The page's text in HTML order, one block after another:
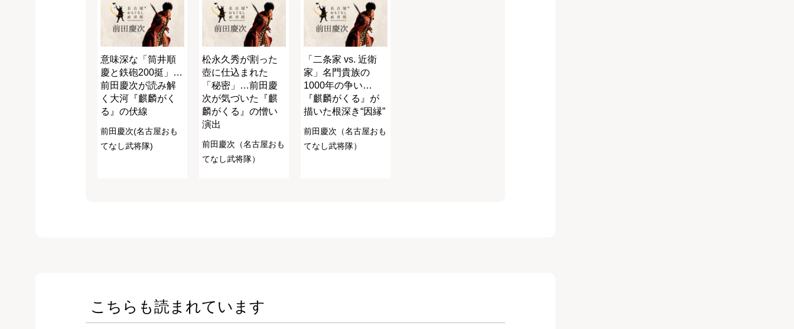
意味深な「筒井順
慶と鉄砲200挺」…
前田慶次が読み解
く大河『麒麟がく
る』の伏線
前田慶次(名古屋おも
てなし武将隊)
松永久秀が割った
壺に仕込まれた
「秘密」…前田慶
次が気づいた『麒
麟がくる』の憎い
演出
前田慶次（名古屋おも
てなし武将隊）
「二条家 vs. 近衛
家」名門貴族の
1000年の争い…
『麒麟がくる』が
描いた根深き“因縁”
前田慶次（名古屋おも
てなし武将隊）
こちらも読まれています